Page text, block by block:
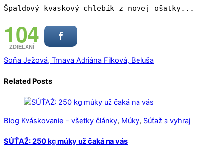
Špaldový kváskový chlebík z novej ošatky...
104
ZDIEĽANÍ
Soňa Ježová, Trnava Adriána Filková, Beluša
Related Posts
Blog Kváskovanie - všetky články, Múky, Súťaž a vyhraj
SÚŤAŽ: 250 kg múky už čaká na vás